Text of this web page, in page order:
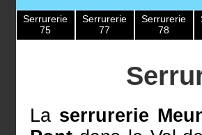
Serrurerie
75
Serrurerie
77
Serrurerie
78
La serrurerie